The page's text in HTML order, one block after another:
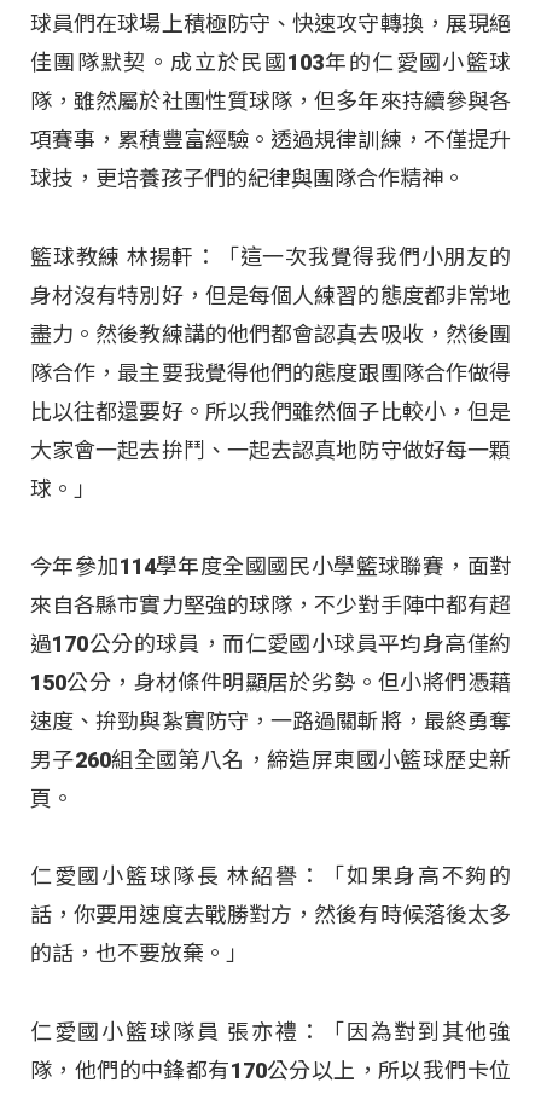
球員們在球場上積極防守、快速攻守轉換，展現絕
佳團隊默契。成立於民國103年的仁愛國小籃球
隊，雖然屬於社團性質球隊，但多年來持續參與各
項賽事，累積豐富經驗。透過規律訓練，不僅提升
球技，更培養孩子們的紀律與團隊合作精神。
籃球教練 林揚軒：「這一次我覺得我們小朋友的
身材沒有特別好，但是每個人練習的態度都非常地
盡力。然後教練講的他們都會認真去吸收，然後團
隊合作，最主要我覺得他們的態度跟團隊合作做得
比以往都還要好。所以我們雖然個子比較小，但是
大家會一起去拚鬥、一起去認真地防守做好每一顆
球。」
今年參加114學年度全國國民小學籃球聯賽，面對
來自各縣市實力堅強的球隊，不少對手陣中都有超
過170公分的球員，而仁愛國小球員平均身高僅約
150公分，身材條件明顯居於劣勢。但小將們憑藉
速度、拚勁與紮實防守，一路過關斬將，最終勇奪
男子260組全國第八名，締造屏東國小籃球歷史新
頁。
仁愛國小籃球隊長 林紹譽：「如果身高不夠的
話，你要用速度去戰勝對方，然後有時候落後太多
的話，也不要放棄。」
仁愛國小籃球隊員 張亦禮：「因為對到其他強
隊，他們的中鋒都有170公分以上，所以我們卡位